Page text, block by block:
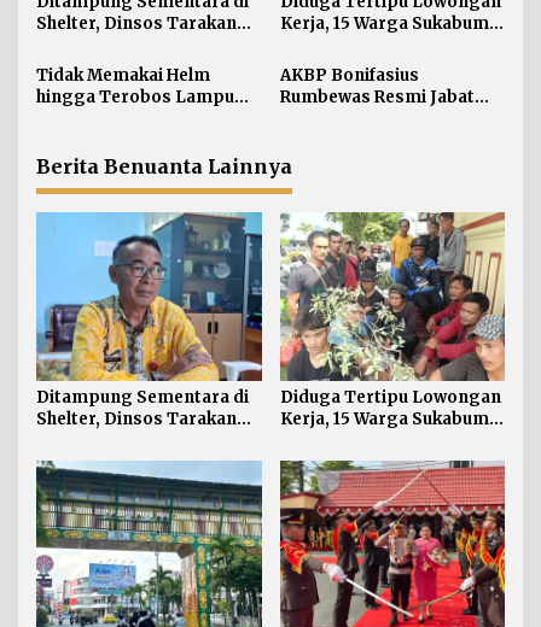
i
p
o
Shelter, Dinsos Tarakan
Pekerja Asal Jawa Barat
Kerja, 15 Warga Sukabumi
Tidak Memakai Helm
hingga Terobos Lampu
Tarakan
AKBP Bonifasius
Rumbewas Resmi Jabat
Personel Diproses Tanpa
Toleransi
Berita Benuanta Lainnya
Ditampung Sementara di
Shelter, Dinsos Tarakan
Pekerja Asal Jawa Barat
Diduga Tertipu Lowongan
Kerja, 15 Warga Sukabumi